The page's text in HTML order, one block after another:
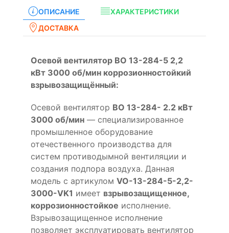
ОПИСАНИЕ
ХАРАКТЕРИСТИКИ
ДОСТАВКА
Осевой вентилятор ВО 13-284-5 2,2
кВт 3000 об/мин коррозионностойкий
взрывозащищённый:
Осевой вентилятор ВО 13-284- 2.2 кВт
3000 об/мин — специализированное
промышленное оборудование
отечественного производства для
систем противодымной вентиляции и
создания подпора воздуха. Данная
модель с артикулом VO-13-284-5-2,2-
3000-VK1 имеет взрывозащищенное,
коррозионностойкое исполнение.
Взрывозащищенное исполнение
позволяет эксплуатировать вентилятор